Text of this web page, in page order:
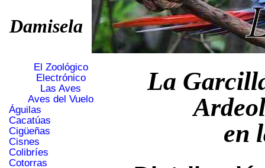
Damisela
El Zoológico
Electrónico
Las Aves
Aves del Vuelo
Águilas
Cacatúas
Cigüeñas
Cisnes
Colibríes
Cotorras
La
en